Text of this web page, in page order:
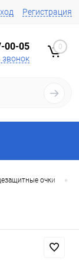
Регистрация
00-05
звонок
0
очки •